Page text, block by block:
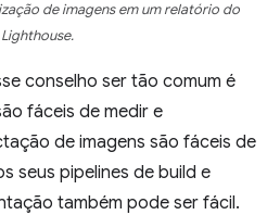
de imagens em um relatório do
Lighthouse.
conselho ser tão comum é
fáceis de medir e
de imagens são fáceis de
seus pipelines de build e
também pode ser fácil.